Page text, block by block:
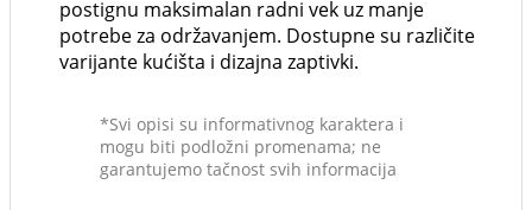
postignu maksimalan radni vek uz manje
potrebe za održavanjem. Dostupne su različite
varijante kućišta i dizajna zaptivki.
*Svi opisi su informativnog karaktera i
mogu biti podložni promenama; ne
garantujemo tačnost svih informacija